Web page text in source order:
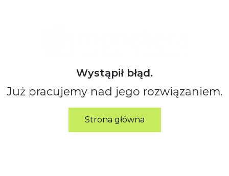
Wystąpił błąd.
Już pracujemy nad jego rozwiązaniem.
Strona główna